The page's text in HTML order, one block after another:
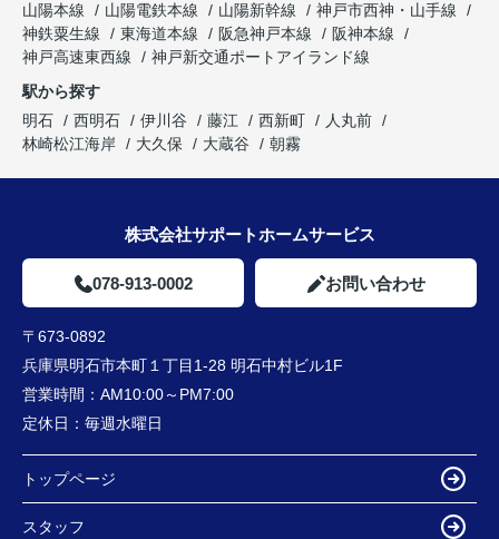
山陽本線
山陽電鉄本線 山陽新幹線
神戸市西神・山手線
神鉄粟生線
東海道本線 阪急神戸本線
阪神本線
神戸高速東西線
神戸新交通ポートアイランド線
駅から探す
明石
西明石 伊川谷 藤江 西新町
人丸前
林崎松江海岸
大久保 大蔵谷 朝霧
株式会社サポートホームサービス
078-913-0002 お問い合わせ
〒673-0892
兵庫県明石市本町１丁目1-28 明石中村ビル1F
営業時間： AM10:00～PM7:00
定休日： 毎週水曜日
トップページ
スタッフ